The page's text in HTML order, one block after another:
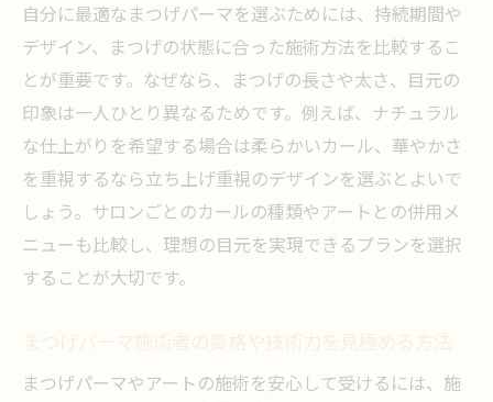
自分に最適なまつげパーマを選ぶためには、持続期間や
デザイン、まつげの状態に合った施術方法を比較するこ
とが重要です。なぜなら、まつげの長さや太さ、目元の
印象は一人ひとり異なるためです。例えば、ナチュラル
な仕上がりを希望する場合は柔らかいカール、華やかさ
を重視するなら立ち上げ重視のデザインを選ぶとよいで
しょう。サロンごとのカールの種類やアートとの併用メ
ニューも比較し、理想の目元を実現できるプランを選択
することが大切です。
まつげパーマ施術者の資格や技術力を見極める方法
まつげパーマやアートの施術を安心して受けるには、施